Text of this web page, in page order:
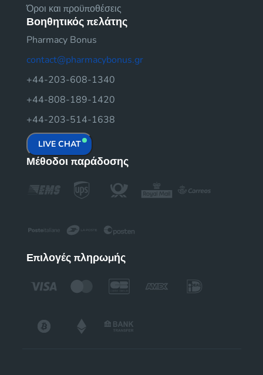
Όροι και προϋποθέσεις
Βοηθητικός πελάτης
Pharmacy Bonus
contact@pharmacybonus.gr
+44-203-608-1340
+44-808-189-1420
+44-203-514-1638
LIVE CHAT
Μέθοδοι παράδοσης
Επιλογές πληρωμής